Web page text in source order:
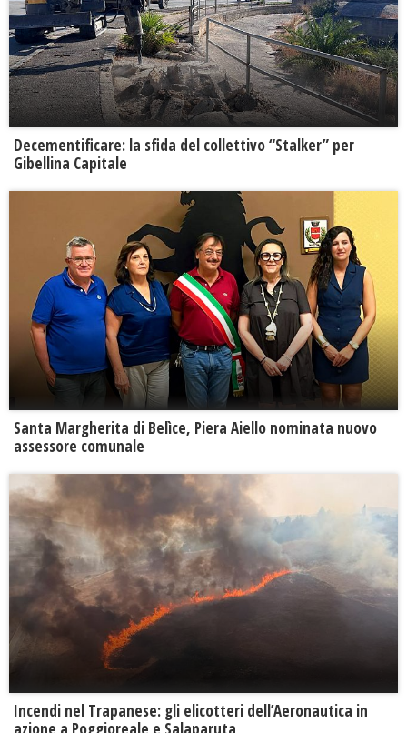
Decementificare: la sfida del collettivo “Stalker” per
Gibellina Capitale
Santa Margherita di Belìce, Piera Aiello nominata nuovo
assessore comunale
Incendi nel Trapanese: gli elicotteri dell’Aeronautica in